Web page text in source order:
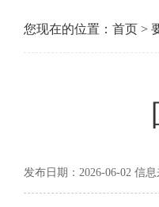
您现在的位置： 首页 >
发布日期：2026-06-02 信